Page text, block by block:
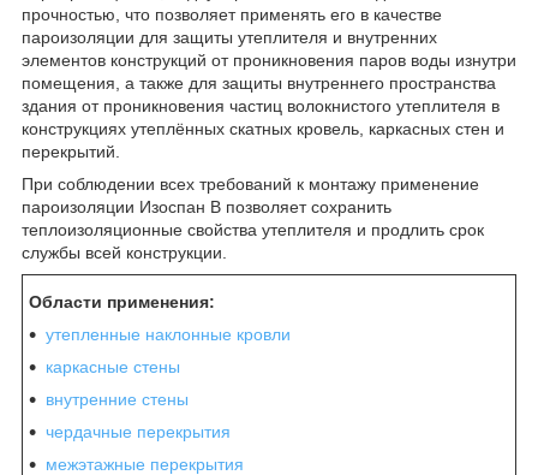
прочностью, что позволяет применять его в качестве
пароизоляции для защиты утеплителя и внутренних
элементов конструкций от проникновения паров воды изнутри
помещения, а также для защиты внутреннего пространства
здания от проникновения частиц волокнистого утеплителя в
конструкциях утеплённых скатных кровель, каркасных стен и
перекрытий.
При соблюдении всех требований к монтажу применение
пароизоляции Изоспан В позволяет сохранить
теплоизоляционные свойства утеплителя и продлить срок
службы всей конструкции.
Области применения:
утепленные наклонные кровли
каркасные стены
внутренние стены
чердачные перекрытия
межэтажные перекрытия